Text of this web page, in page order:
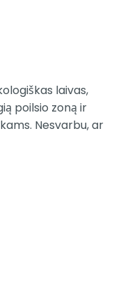
laivas,
poilsio zoną ir
Nesvarbu, ar